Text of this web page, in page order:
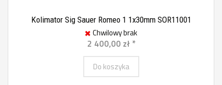
Kolimator Sig Sauer Romeo 1 1x30mm SOR11001
Chwilowy brak
2 400,00 zł *
Do koszyka